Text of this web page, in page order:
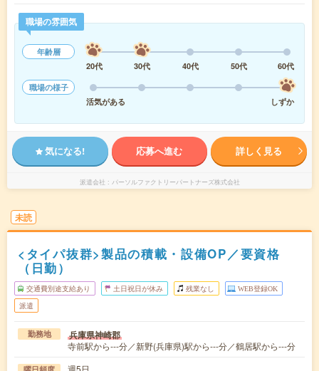
職場の雰囲気
年齢層
20代
30代 40代 50代
60代
職場の様子
活気がある
しずか
気になる! 応募へ進む 詳しく見る
派遣会社 パーソルファクトリーパートナーズ株式会社
未読
<タイパ抜群>製品の積載・設備OP／要資格
（日勤）
交通費別途支給あり 土日祝日が休み 残業なし WEB登録OK
派遣
勤務地 兵庫県神崎郡
寺前駅から---分／新野(兵庫県)駅から---分／鶴居駅から---分
週5日